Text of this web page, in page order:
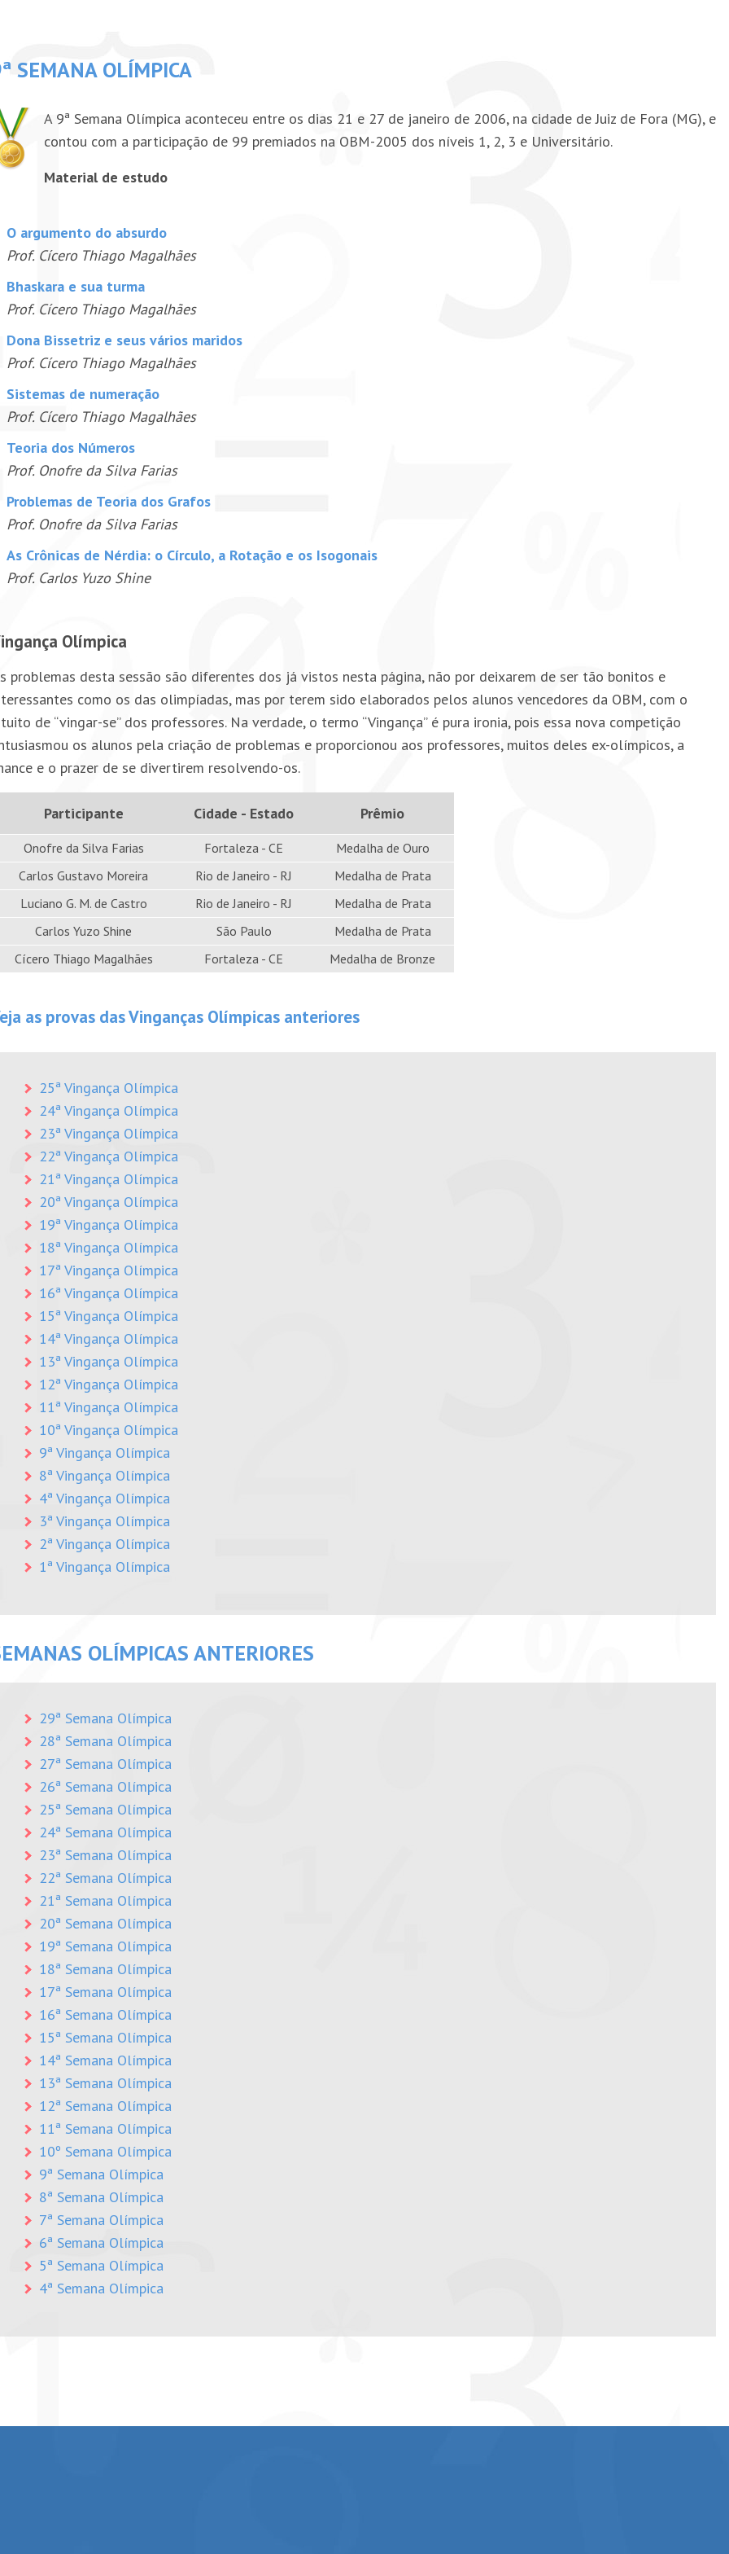
SEMANA OLÍMPICA
A 9ª Semana Olímpica aconteceu entre os dias 21 e 27 de janeiro de 2006, na cidade de Juiz de Fora (MG), e
contou com a participação de 99 premiados na OBM-2005 dos níveis 1, 2, 3 e Universitário.
Material de estudo
O argumento do absurdo
Prof. Cícero Thiago Magalhães
Bhaskara e sua turma
Prof. Cícero Thiago Magalhães
Dona Bissetriz e seus vários maridos
Prof. Cícero Thiago Magalhães
Sistemas de numeração
Prof. Cícero Thiago Magalhães
Teoria dos Números
Prof. Onofre da Silva Farias
Problemas de Teoria dos Grafos
Prof. Onofre da Silva Farias
As Crônicas de Nérdia: o Círculo, a Rotação e os Isogonais
Prof. Carlos Yuzo Shine
Olímpica
problemas desta sessão são diferentes dos já vistos nesta página, não por deixarem de ser tão bonitos e
como os das olimpíadas, mas por terem sido elaborados pelos alunos vencedores da OBM, com o
de “vingar-se” dos professores. Na verdade, o termo “Vingança” é pura ironia, pois essa nova competição
os alunos pela criação de problemas e proporcionou aos professores, muitos deles ex-olímpicos, a
e o prazer de se divertirem resolvendo-os.
Participante Cidade - Estado Prêmio
Onofre da Silva Farias Fortaleza - CE
Medalha de Ouro
Carlos Gustavo Moreira
Rio de Janeiro - RJ
Medalha de Prata
Luciano G. M. de Castro
Rio de Janeiro - RJ
Medalha de Prata
Carlos Yuzo Shine
São Paulo
Medalha de Prata
Cícero Thiago Magalhães
Fortaleza - CE Medalha de Bronze
as provas das Vinganças Olímpicas anteriores
25ª Vingança Olímpica
24ª Vingança Olímpica
23ª Vingança Olímpica
22ª Vingança Olímpica
21ª Vingança Olímpica
20ª Vingança Olímpica
19ª Vingança Olímpica
18ª Vingança Olímpica
17ª Vingança Olímpica
16ª Vingança Olímpica
15ª Vingança Olímpica
14ª Vingança Olímpica
13ª Vingança Olímpica
12ª Vingança Olímpica
11ª Vingança Olímpica
10ª Vingança Olímpica
9ª Vingança Olímpica
8ª Vingança Olímpica
4ª Vingança Olímpica
3ª Vingança Olímpica
2ª Vingança Olímpica
1ª Vingança Olímpica
OLÍMPICAS ANTERIORES
29ª Semana Olímpica
28ª Semana Olímpica
27ª Semana Olímpica
26ª Semana Olímpica
25ª Semana Olímpica
24ª Semana Olímpica
23ª Semana Olímpica
22ª Semana Olímpica
21ª Semana Olímpica
20ª Semana Olímpica
19ª Semana Olímpica
18ª Semana Olímpica
17ª Semana Olímpica
16ª Semana Olímpica
15ª Semana Olímpica
14ª Semana Olímpica
13ª Semana Olímpica
12ª Semana Olímpica
11ª Semana Olímpica
10º Semana Olímpica
9ª Semana Olímpica
8ª Semana Olímpica
7ª Semana Olímpica
6ª Semana Olímpica
5ª Semana Olímpica
4ª Semana Olímpica